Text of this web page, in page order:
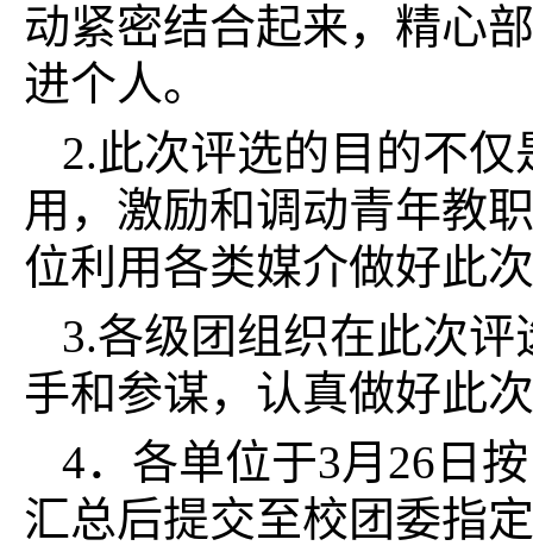
动紧密结合起来，精心
进个人。
2.此次评选的目的不
用，激励和调动青年教
位利用各类媒介做好此
3.各级团组织在此次
手和参谋，认真做好此
4．各单位于3月26日
汇总后提交至校团委指